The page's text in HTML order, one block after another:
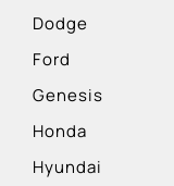
Dodge
Ford
Genesis
Honda
Hyundai